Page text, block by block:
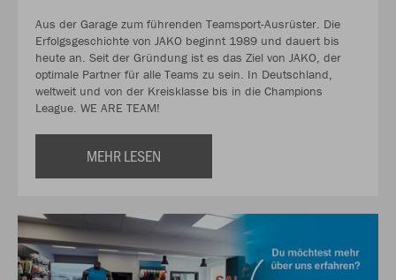
Aus der Garage zum führenden Teamsport-Ausrüster. Die
Erfolgsgeschichte von JAKO beginnt 1989 und dauert bis
heute an. Seit der Gründung ist es das Ziel von JAKO, der
optimale Partner für alle Teams zu sein. In Deutschland,
weltweit und von der Kreisklasse bis in die Champions
League. WE ARE TEAM!
MEHR LESEN